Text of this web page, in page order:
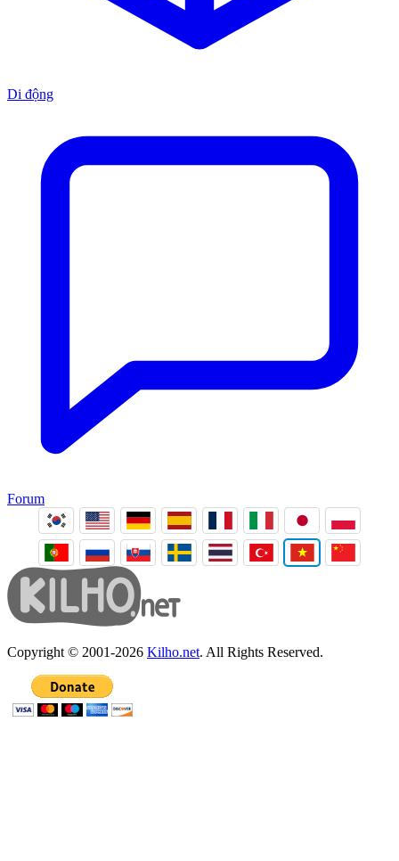
Di động
Forum
Copyright © 2001-2026 Kilho.net. All Rights Reserved.